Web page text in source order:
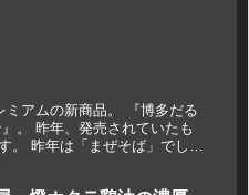
アムの新商品。 『博多だる
。 昨年、発売されていたも
。 昨年は「まぜそば」でした